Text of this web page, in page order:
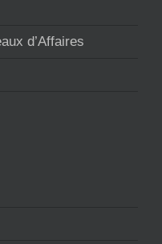
d’Affaires